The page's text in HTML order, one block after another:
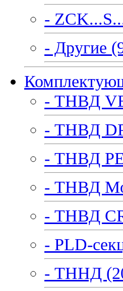
-
- Другие
- ТНВД
- ТНВД
- ТНВД
- ТНВД
- ТНВД
- PLD-
- ТННД